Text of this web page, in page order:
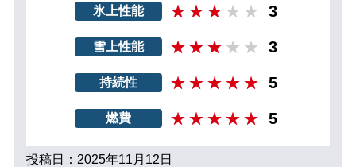
氷上性能 3
雪上性能 3
持続性 5
燃費 5
投稿日：2025年11月12日